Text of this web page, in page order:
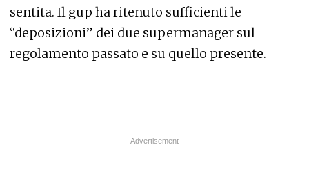
sentita. Il gup ha ritenuto sufficienti le
“deposizioni” dei due supermanager sul
regolamento passato e su quello presente.